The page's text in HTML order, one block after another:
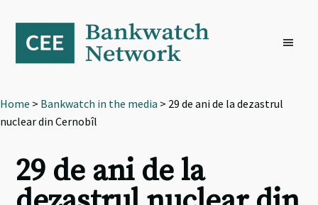
primary
navigation
content
footer
Home > Bankwatch in the media > 29 de ani de la dezastrul
nuclear din Cernobîl
29 de ani de la